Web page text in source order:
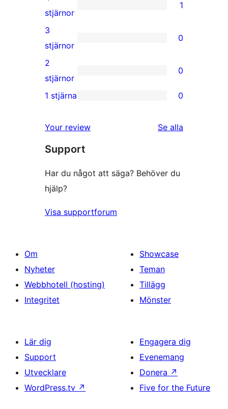
stjärniga
recensioner
1
4-
stjärnig
recension
stjärnor
1
0
3-
stjärniga
recensioner
3
stjärnor
0
0
2-
recensioner
2
stjärnor
0
stjärniga
recensioner
1 stjärna 0
Your review Se alla
Support
Har du något att säga? Behöver du
hjälp?
Visa supportforum
Om
Nyheter
Webbhotell (hosting)
Integritet
Showcase
Teman
Tillägg
Mönster
Lär dig
Support
Utvecklare
WordPress.tv ↗
Engagera dig
Evenemang
Donera ↗
Five for the Future